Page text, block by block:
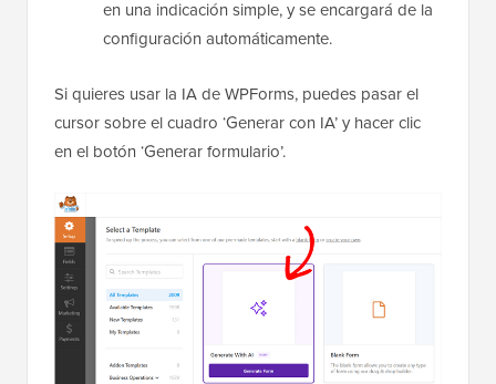
en una indicación simple, y se encargará de la
configuración automáticamente.
Si quieres usar la IA de WPForms, puedes pasar el
cursor sobre el cuadro ‘Generar con IA’ y hacer clic
en el botón ‘Generar formulario’.